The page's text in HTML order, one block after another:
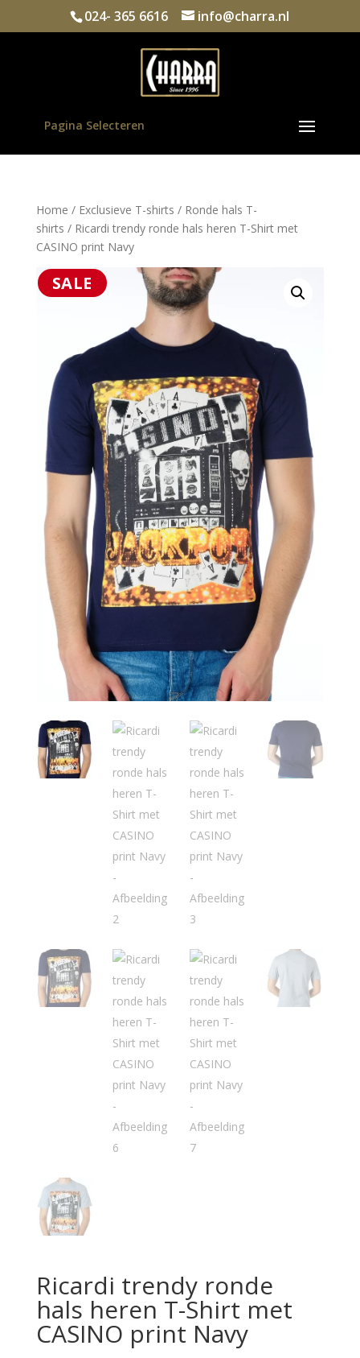
024- 365 6616 info@charra.nl
Pagina Selecteren
Home / Exclusieve T-shirts / Ronde hals T-
shirts / Ricardi trendy ronde hals heren T-Shirt met
CASINO print Navy
SALE
Ricardi trendy ronde
hals heren T-Shirt met
CASINO print Navy